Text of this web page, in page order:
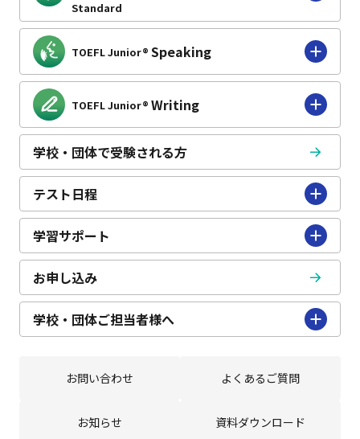
Standard
TOEFL Junior® Speaking
TOEFL Junior® Writing
学校・団体で受験される方
テスト日程
学習サポート
お申し込み
学校・団体ご担当者様へ
お問い合わせ よくあるご質問
お知らせ English
Standard
TOEFL Junior® Speaking
TOEFL Junior® Writing
学校・団体で受験される方
テスト日程
学習サポート
お申し込み
学校・団体ご担当者様へ
お問い合わせ よくあるご質問
お知らせ 資料ダウンロード